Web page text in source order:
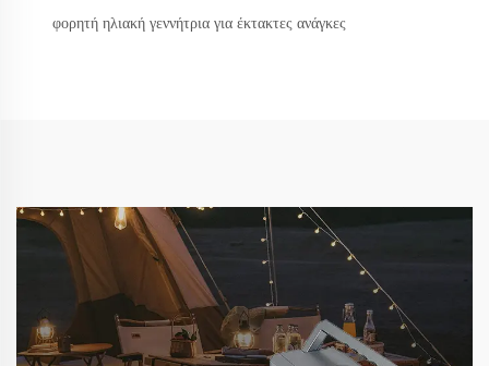
φορητή ηλιακή γεννήτρια για έκτακτες ανάγκες